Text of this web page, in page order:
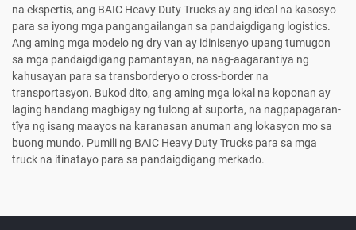
na ekspertis, ang BAIC Heavy Duty Trucks ay ang ideal na kasosyo
para sa iyong mga pangangailangan sa pandaigdigang logistics.
Ang aming mga modelo ng dry van ay idinisenyo upang tumugon
sa mga pandaigdigang pamantayan, na nag-aagarantiya ng
kahusayan para sa transborderyo o cross-border na
transportasyon. Bukod dito, ang aming mga lokal na koponan ay
laging handang magbigay ng tulong at suporta, na nagpapagaran­
tîya ng isang maayos na karanasan anuman ang lokasyon mo sa
buong mundo. Pumili ng BAIC Heavy Duty Trucks para sa mga
truck na itinatayo para sa pandaigdigang merkado.